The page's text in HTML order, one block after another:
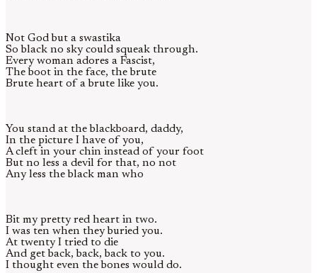
Not God but a swastika
So black no sky could squeak through.
Every woman adores a Fascist,
The boot in the face, the brute
Brute heart of a brute like you.
You stand at the blackboard, daddy,
In the picture I have of you,
A cleft in your chin instead of your foot
But no less a devil for that, no not
Any less the black man who
Bit my pretty red heart in two.
I was ten when they buried you.
At twenty I tried to die
And get back, back, back to you.
I thought even the bones would do.